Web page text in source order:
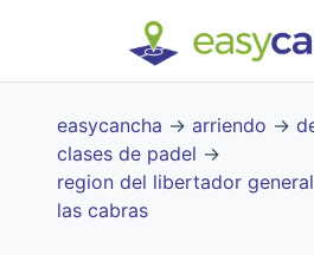
easycancha → arriendo →
clases de padel →
region del libertador
las cabras